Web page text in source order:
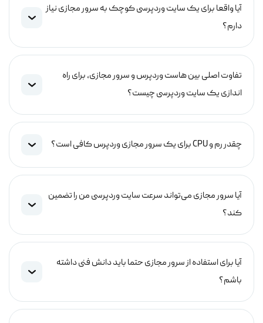
آیا واقعا برای یک سایت وردپرسی کوچک به سرور مجازی نیاز
دارم؟
تفاوت اصلی بین هاست وردپرس و سرور مجازی، برای راه
اندازی یک سایت وردپرسی چیست؟
چقدر رم و CPU برای یک سرور مجازی وردپرس کافی است؟
آیا سرور مجازی می‌تواند سرعت سایت وردپرسی من را تضمین
کند؟
آیا برای استفاده از سرور مجازی حتما باید دانش فنی داشته
باشم؟